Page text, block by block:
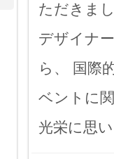
ただきま
デザイナ
ら、 国際
ベントに
光栄に思